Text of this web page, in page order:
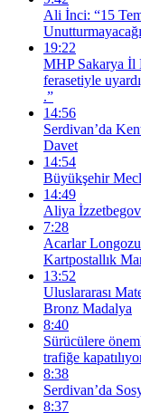
Ali İnci: “15
19:22
MHP Sakarya İl
ferasetiyle
.”
14:56
Serdivan’da
Davet
14:54
Büyükşehir
14:49
Aliya
7:28
Acarlar
Kartpostallık
13:52
Uluslararası
Bronz Madalya
8:40
Sürücülere
trafiğe
8:38
Serdivan’da
8:37